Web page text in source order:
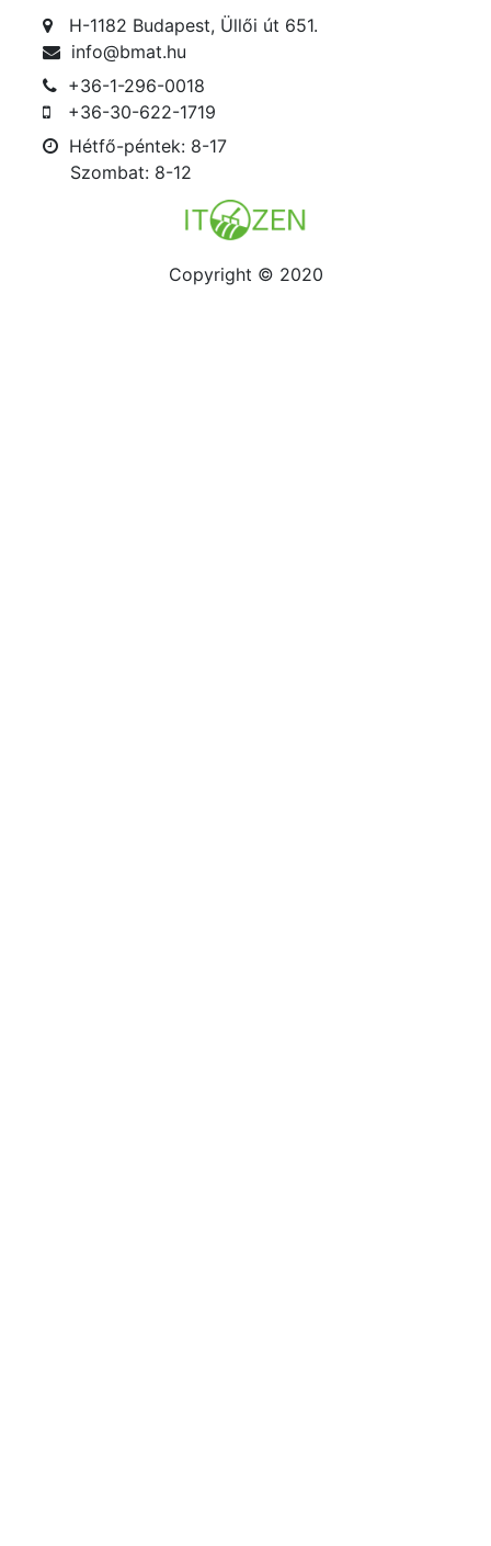
H-1182 Budapest, Üllői út 651.
info@bmat.hu
+36-1-296-0018
+36-30-622-1719
Hétfő-péntek: 8-17
Szombat: 8-12
Copyright © 2020